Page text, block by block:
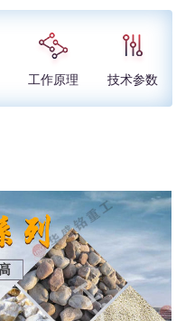
工作原理 技术参数